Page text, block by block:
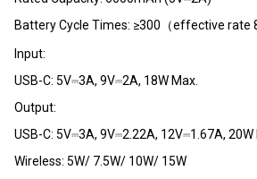
Battery Cycle Times: ≥300（effective rate
Input:
USB-C: 5V⎓3A, 9V⎓2A, 18W Max.
Output:
USB-C: 5V⎓3A, 9V⎓2.22A, 12V⎓1.67A, 20W
Wireless: 5W/ 7.5W/ 10W/ 15W